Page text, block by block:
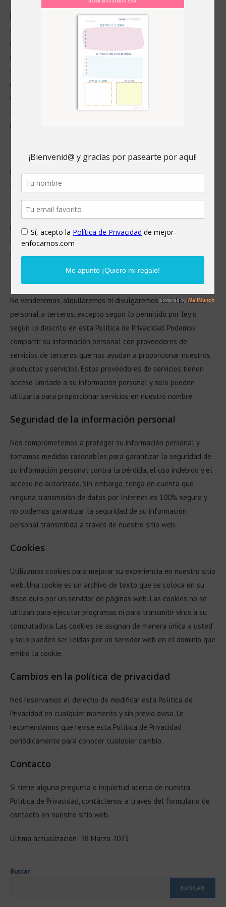
Podemos recopilar información personal como su nombre,
dirección de correo electrónico, información de pago y otra
información relevante que proporcione voluntariamente al
registrarse en nuestro sitio web, realizar una compra o
completar formularios de contacto. También podemos
recopilar información demográfica, como edad, género y
ubicación, pero esta información se recopila de manera
anónima y no está vinculada a su información personal
identificable.
Utilizamos su información personal para mejorar su
experiencia en nuestro sitio web, proporcionarle productos y
servicios solicitados, procesar pagos y comunicarnos con usted
sobre su cuenta. También podemos utilizar su información
personal para enviarle boletines informativos y promociones
de nuestra empresa y de terceros, pero solo si ha dado su
consentimiento explícito para recibir dicha información.
Divulgación de información personal
No venderemos, alquilaremos ni divulgaremos su información
personal a terceros, excepto según lo permitido por ley o
según lo descrito en esta Política de Privacidad. Podemos
compartir su información personal con proveedores de
servicios de terceros que nos ayudan a proporcionar nuestros
productos y servicios. Estos proveedores de servicios tienen
acceso limitado a su información personal y solo pueden
utilizarla para proporcionar servicios en nuestro nombre.
Seguridad de la información personal
Nos comprometemos a proteger su información personal y
tomamos medidas razonables para garantizar la seguridad de
su información personal contra la pérdida, el uso indebido y el
acceso no autorizado. Sin embargo, tenga en cuenta que
ninguna transmisión de datos por Internet es 100% segura y
no podemos garantizar la seguridad de su información
personal transmitida a través de nuestro sitio web.
Cookies
Utilizamos cookies para mejorar su experiencia en nuestro sitio
web. Una cookie es un archivo de texto que se coloca en su
disco duro por un servidor de páginas web. Las cookies no se
utilizan para ejecutar programas ni para transmitir virus a su
computadora. Las cookies se asignan de manera única a usted
y solo pueden ser leídas por un servidor web en el dominio que
emitió la cookie.
Cambios en la política de privacidad
Nos reservamos el derecho de modificar esta Política de
Privacidad en cualquier momento y sin previo aviso. Le
recomendamos que revise esta Política de Privacidad
periódicamente para conocer cualquier cambio.
Contacto
Si tiene alguna pregunta o inquietud acerca de nuestra
Política de Privacidad, contáctenos a través del formulario de
contacto en nuestro sitio web.
Última actualización: 28 Marzo 2023
Buscar
BUSCAR